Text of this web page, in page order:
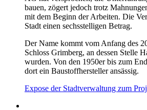
bauen, zögert jedoch trotz
mit dem Beginn der Arbeiten. Die
Stadt einen sechsstelligen Betrag.
Der Name kommt vom Anfang des
Schloss Grimberg, an dessen Stelle
wurden. Von den 1950er bis zum
dort ein Baustoffhersteller ansässig.
Expose der Stadtverwaltung zum